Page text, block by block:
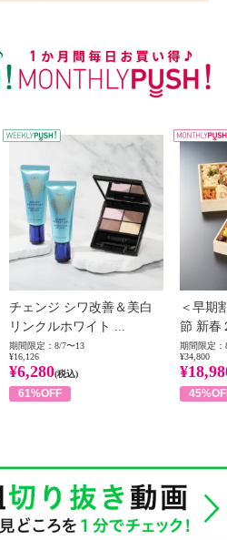
WEEKLY PUSH
チェンジ シワ改善＆美白
リンクルホワイト ...
期間限定：8/7〜13
¥16,126
¥6,280(税込)
61%OFF
＜早期
節 新春
期間限定：
¥34,800